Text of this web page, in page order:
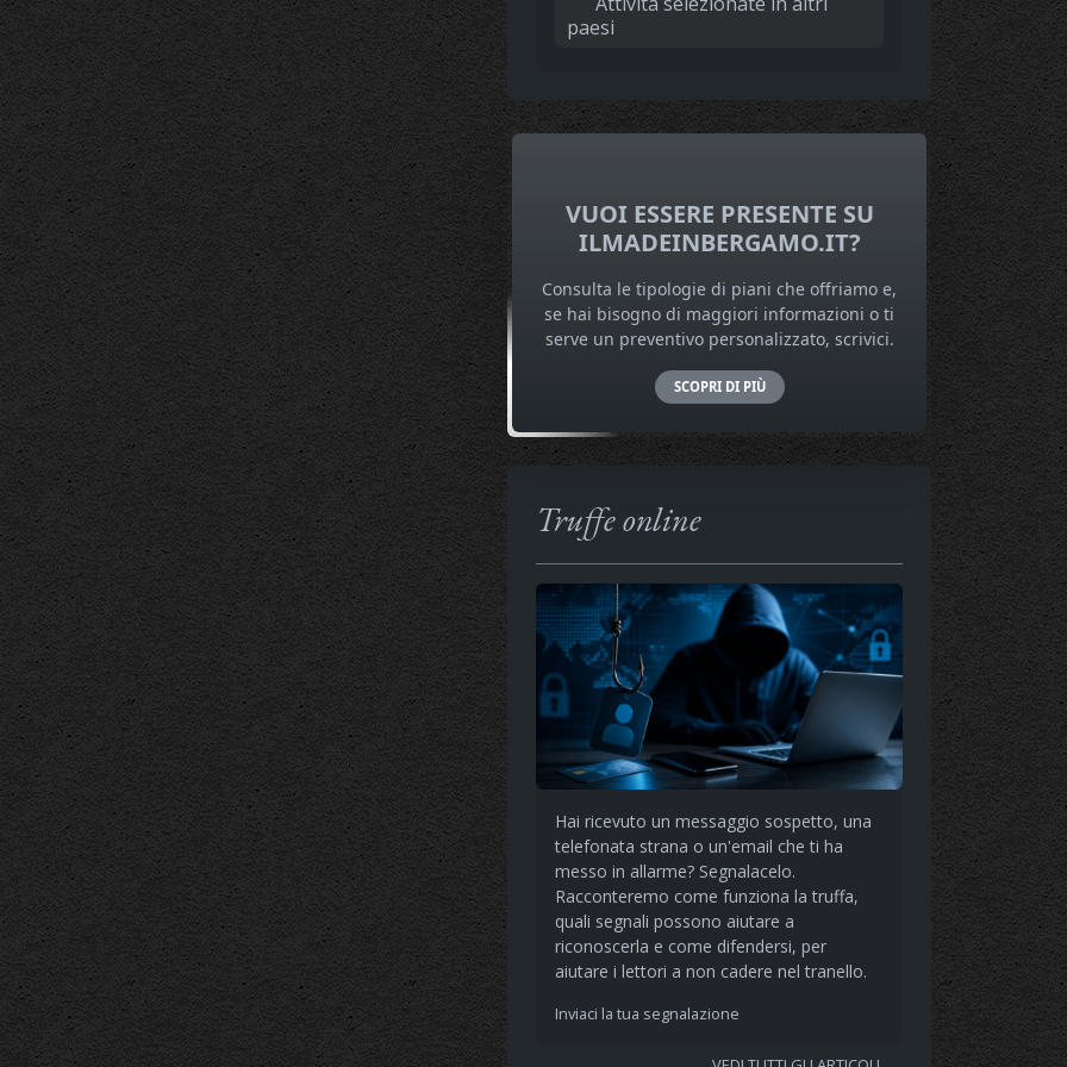
paesi
VUOI ESSERE PRESENTE SU
ILMADEINBERGAMO.IT?
Consulta le tipologie di piani che offriamo e,
se hai bisogno di maggiori informazioni o ti
serve un preventivo personalizzato, scrivici.
SCOPRI DI PIÙ
Truffe online
Hai ricevuto un messaggio sospetto, una
telefonata strana o un'email che ti ha
messo in allarme? Segnalacelo.
Racconteremo come funziona la truffa,
quali segnali possono aiutare a
riconoscerla e come difendersi, per
aiutare i lettori a non cadere nel tranello.
Inviaci la tua segnalazione